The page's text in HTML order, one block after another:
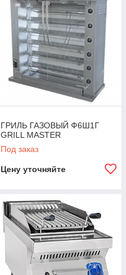
ГРИЛЬ ГАЗОВЫЙ Ф6Ш1Г
GRILL MASTER
Под заказ
Цену уточняйте